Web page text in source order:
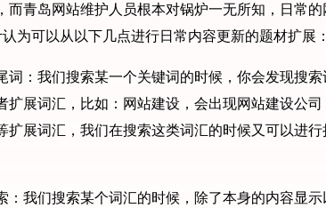
而青岛网站维护人员根本对锅炉一无所知，日常
为可以从以下几点进行日常内容更新的题材扩展：
词：我们搜索某一个关键词的时候，你会发现搜
扩展词汇，比如：网站建设，会出现网站建设公
扩展词汇，我们在搜索这类词汇的时候又可以进
：我们搜索某个词汇的时候，除了本身的内容显示